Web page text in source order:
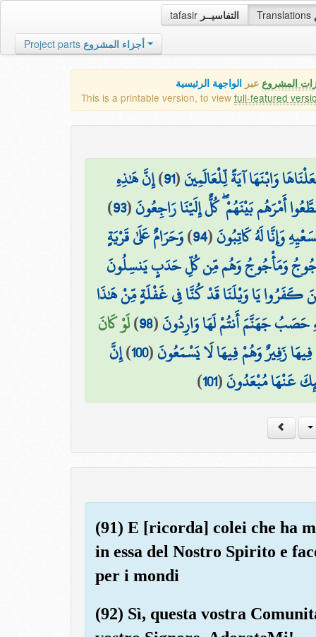
tafasir التفاسيــر Translations
Project parts أجزاء المشروع
المشروع عبر الواجهة الرئيسية
This is a printable version, to view full-featured
وَابْنَهَا آيَةً لِّلْعَالَمِينَ(
91
)إِنَّ هَٰذِهِ
أَمْرَهُم بَيْنَهُمْ ۖ كُلٌّ إِلَيْنَا رَاجِعُونَ(
93
)
وَإِنَّا لَهُ كَاتِبُونَ(
94
)وَحَرَامٌ عَلَىٰ قَرْيَةٍ
وَمَأْجُوجُ وَهُم مِّن كُلِّ حَدَبٍ يَنسِلُونَ
كَفَرُوا يَا وَيْلَنَا قَدْ كُنَّا فِي غَفْلَةٍ مِّنْ هَٰذَا
جَهَنَّمَ أَنتُمْ لَهَا وَارِدُونَ(
98
)لَوْ كَانَ
زَفِيرٌ وَهُمْ فِيهَا لَا يَسْمَعُونَ(
100
)إِنَّ
عَنْهَا مُبْعَدُونَ(
101
)
(91) E [ricorda] colei che ha
in essa del Nostro Spirito e
per i mondi
(92) Sì, questa vostra